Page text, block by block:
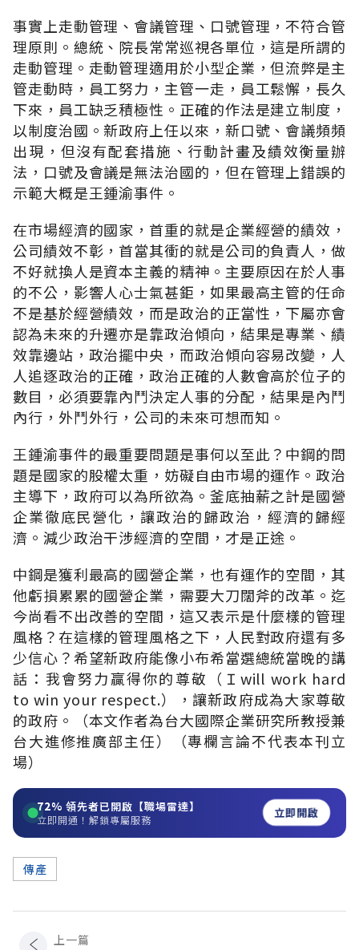
事實上走動管理、會議管理、口號管理，不符合管
理原則。總統、院長常常巡視各單位，這是所謂的
走動管理。走動管理適用於小型企業，但流弊是主
管走動時，員工努力，主管一走，員工鬆懈，長久
下來，員工缺乏積極性。正確的作法是建立制度，
以制度治國。新政府上任以來，新口號、會議頻頻
出現，但沒有配套措施、行動計畫及績效衡量辦
法，口號及會議是無法治國的，但在管理上錯誤的
示範大概是王鍾渝事件。
在市場經濟的國家，首重的就是企業經營的績效，
公司績效不彰，首當其衝的就是公司的負責人，做
不好就換人是資本主義的精神。主要原因在於人事
的不公，影響人心士氣甚鉅，如果最高主管的任命
不是基於經營績效，而是政治的正當性，下屬亦會
認為未來的升遷亦是靠政治傾向，結果是專業、績
效靠邊站，政治擺中央，而政治傾向容易改變，人
人追逐政治的正確，政治正確的人數會高於位子的
數目，必須要靠內鬥決定人事的分配，結果是內鬥
內行，外鬥外行，公司的未來可想而知。
王鍾渝事件的最重要問題是事何以至此？中鋼的問
題是國家的股權太重，妨礙自由市場的運作。政治
主導下，政府可以為所欲為。釜底抽薪之計是國營
企業徹底民營化，讓政治的歸政治，經濟的歸經
濟。減少政治干涉經濟的空間，才是正途。
中鋼是獲利最高的國營企業，也有運作的空間，其
他虧損累累的國營企業，需要大刀闊斧的改革。迄
今尚看不出改善的空間，這又表示是什麼樣的管理
風格？在這樣的管理風格之下，人民對政府還有多
少信心？希望新政府能像小布希當選總統當晚的講
話：我會努力贏得你的尊敬（Ｉwill work hard
to win your respect.），讓新政府成為大家尊敬
的政府。（本文作者為台大國際企業研究所教授兼
台大進修推廣部主任）（專欄言論不代表本刊立
場）
72% 領先者已開啟【職場雷達】
立即開通！解鎖專屬服務 立即開啟
傳產
上一篇